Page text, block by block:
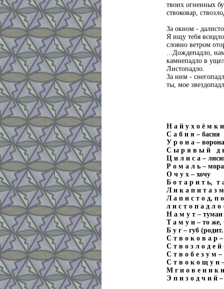
твоих огненных
ствоковар,
За окном -
Я ищу тебя
словно ветром
...Дождепадло,
камнепадло в
Листопадло.
За ним -
ты, мое
Н а й у х о ё м к
С а б н я – басня
У р о н а –
С ы р я в ы й д
Ц и л и с а –
Р о м а л ь –
О ч у х – хочу
Б о т а р и т ь, т
Л и к а п и т а з
Л а п и с т о д, п
л и с т о п а д л о
Н а м у т – туман
Т а м у н – то же,
Б у г – губ
С т в о к о в а р –
С т в о з л о д е й
С т в о б е з у м –
С т в о к о щ у н
М г н о в е н и к
Э п и з о д ч и й –